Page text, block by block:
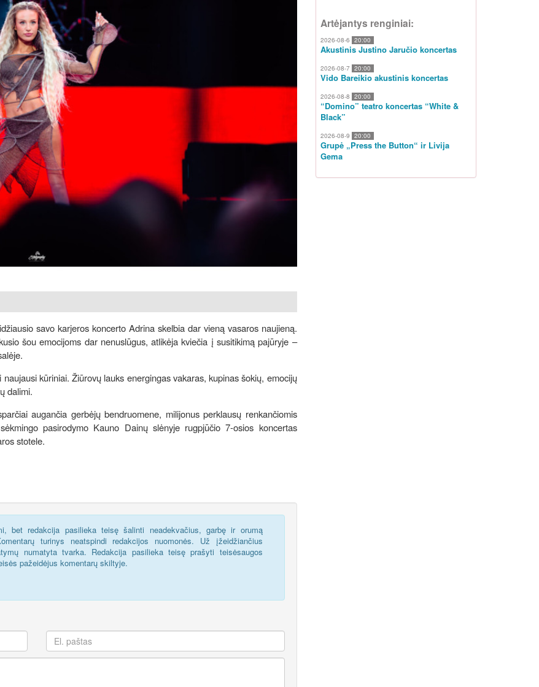
savo karjeros koncerto Adrina skelbia dar vieną vasaros naujieną.
šou emocijoms dar nenuslūgus, atlikėja kviečia į susitikimą pajūryje –
kūriniai. Žiūrovų lauks energingas vakaras, kupinas šokių, emocijų
dalimi.
augančia gerbėjų bendruomene, milijonus perklausų renkančiomis
pasirodymo Kauno Dainų slėnyje rugpjūčio 7-osios koncertas
stotele.
bet redakcija pasilieka teisę šalinti neadekvačius, garbę ir orumą
turinys neatspindi redakcijos nuomonės. Už įžeidžiančius
numatyta tvarka. Redakcija pasilieka teisę prašyti teisėsaugos
pažeidėjus komentarų skiltyje.
Artėjantys renginiai:
2026-08-6 20:00
Akustinis Justino Jaručio koncertas
2026-08-7 20:00
Vido Bareikio akustinis koncertas
2026-08-8 20:00
“Domino” teatro koncertas “White &
Black”
2026-08-9 20:00
Grupė „Press the Button“ ir Livija
Gema